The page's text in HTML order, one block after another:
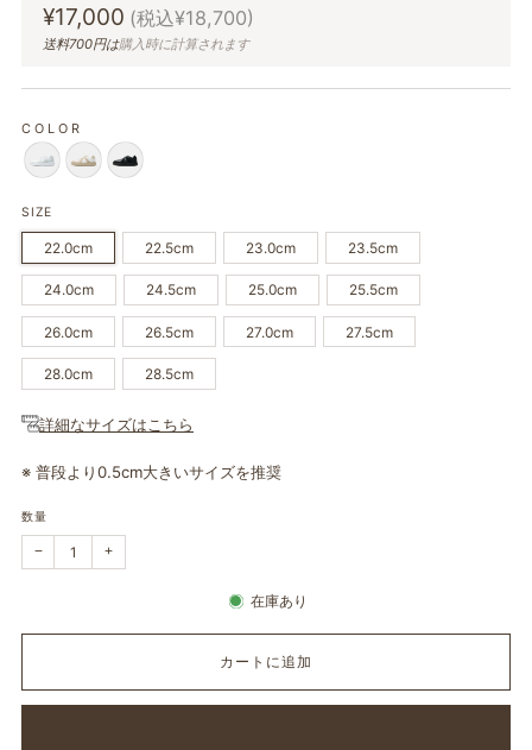
通
常
¥17,000 (税込¥18,700)
送料700円は購入時に計算されます
COLOR
SIZE
22.0cm 22.5cm 23.0cm 23.5cm
24.0cm 24.5cm 25.0cm 25.5cm
26.0cm 26.5cm 27.0cm 27.5cm
28.0cm 28.5cm
詳細なサイズはこちら
※ 普段より0.5cm大きいサイズを推奨
数量
−購 +購
在庫あり
カートに追加